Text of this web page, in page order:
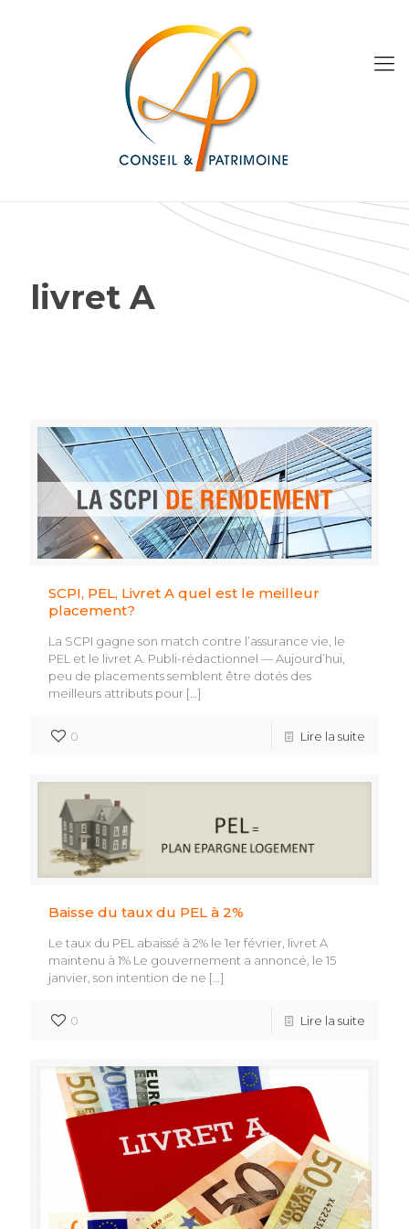
livret A
SCPI, PEL, Livret A quel est le meilleur
placement?
La SCPI gagne son match contre l’assurance vie, le
PEL et le livret A. Publi-rédactionnel — Aujourd’hui,
peu de placements semblent être dotés des
meilleurs attributs pour […]
0 Lire la suite
Baisse du taux du PEL à 2%
Le taux du PEL abaissé à 2% le 1er février, livret A
maintenu à 1% Le gouvernement a annoncé, le 15
janvier, son intention de ne […]
0 Lire la suite